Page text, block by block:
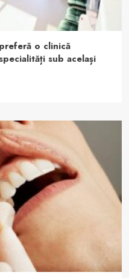
o clinică
sub același